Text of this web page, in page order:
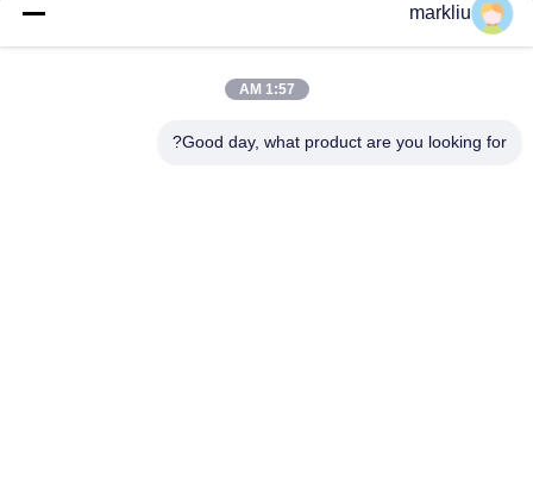
إنتاج ركيزة حزمة ذاكرة فلاش / NAND
markliu
1:57 AM
Good day, what product are you looking for?